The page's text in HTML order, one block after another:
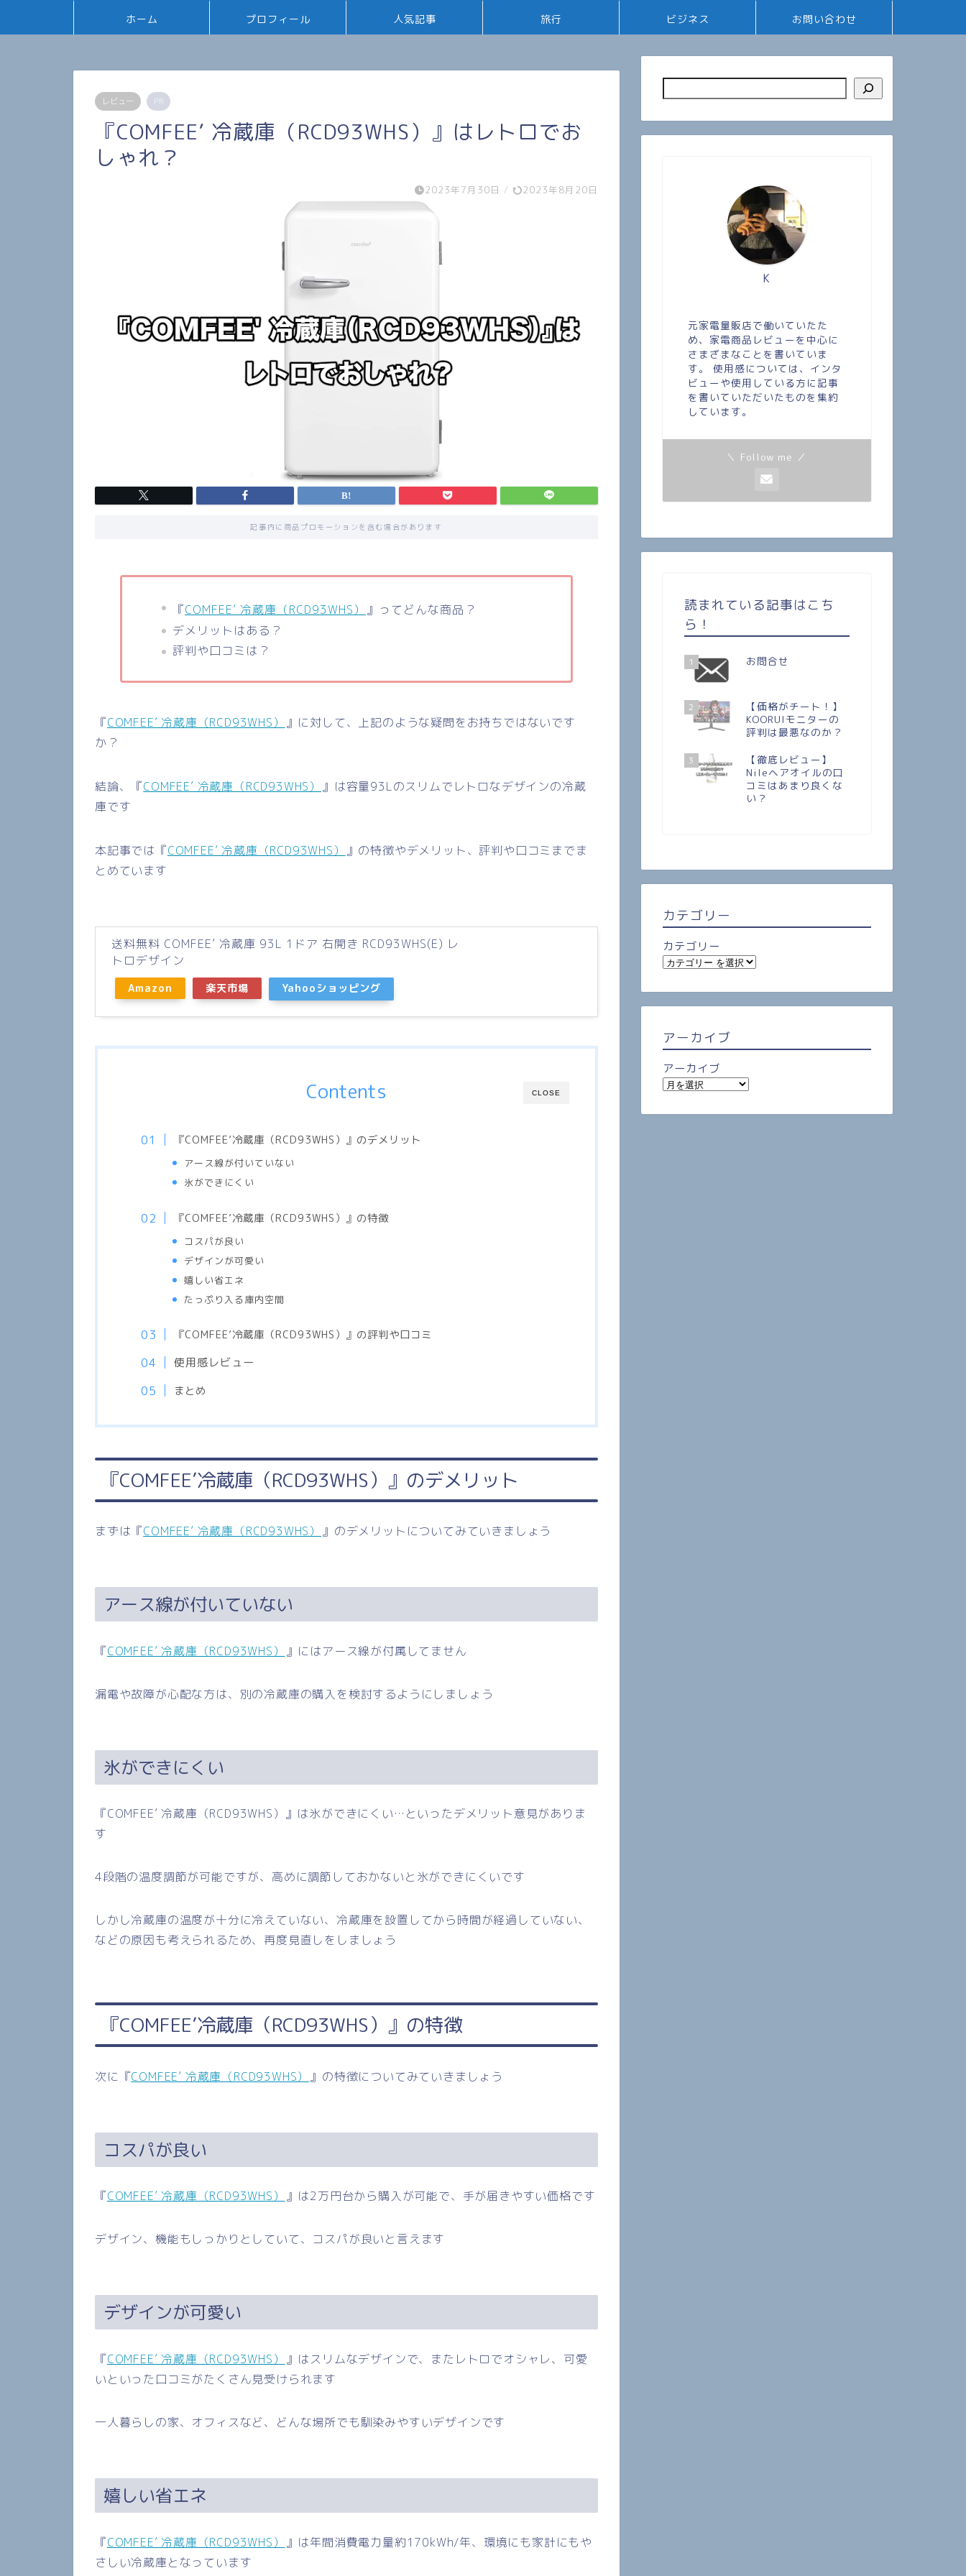
ホーム プロフィール 人気記事 旅行 ビジネス お問い合わせ
レビュー PR
『COMFEE’ 冷蔵庫（RCD93WHS）』はレトロでお
しゃれ？
2023年7月30日 / 2023年8月20日
記事内に商品プロモーションを含む場合があります
『COMFEE’ 冷蔵庫（RCD93WHS） 』ってどんな商品？
デメリットはある？
評判や口コミは？
『COMFEE’ 冷蔵庫（RCD93WHS） 』に対して、上記のような疑問をお持ちではないです
か？
結論、『COMFEE’ 冷蔵庫（RCD93WHS） 』は容量93Lのスリムでレトロなデザインの冷蔵
庫です
本記事では『COMFEE’ 冷蔵庫（RCD93WHS） 』の特徴やデメリット、評判や口コミまでま
とめています
送料無料 COMFEE’ 冷蔵庫 93L 1ドア 右開き RCD93WHS(E) レ
トロデザイン
Amazon 楽天市場 Yahooショッピング
CLOSE
Contents
『COMFEE’冷蔵庫（RCD93WHS）』のデメリット
アース線が付いていない
氷ができにくい
『COMFEE’冷蔵庫（RCD93WHS）』の特徴
コスパが良い
デザインが可愛い
嬉しい省エネ
たっぷり入る庫内空間
『COMFEE’冷蔵庫（RCD93WHS） 』の評判や口コミ
使用感レビュー
まとめ
『COMFEE’冷蔵庫（RCD93WHS）』のデメリット
まずは『COMFEE’ 冷蔵庫（RCD93WHS） 』のデメリットについてみていきましょう
アース線が付いていない
『COMFEE’ 冷蔵庫（RCD93WHS） 』にはアース線が付属してません
漏電や故障が心配な方は、別の冷蔵庫の購入を検討するようにしましょう
氷ができにくい
『COMFEE’冷蔵庫（RCD93WHS） 』は氷ができにくい… といったデメリット意見がありま
す
4段階の温度調節が可能ですが、高めに調節しておかないと氷ができにくいです
しかし冷蔵庫の温度が十分に冷えていない、冷蔵庫を設置してから時間が経過していない、
などの原因も考えられるため、再度見直しをしましょう
『COMFEE’冷蔵庫（RCD93WHS）』の特徴
次に『COMFEE’ 冷蔵庫（RCD93WHS） 』 の特徴についてみていきましょう
コスパが良い
『COMFEE’ 冷蔵庫（RCD93WHS） 』は2万円台から購入が可能で、手が届きやすい価格です
デザイン、機能もしっかりとしていて、コスパが良いと言えます
デザインが可愛い
『COMFEE’ 冷蔵庫（RCD93WHS） 』はスリムなデザインで、またレトロでオシャレ、可愛
いといった口コミがたくさん見受けられます
一人暮らしの家、オフィスなど、どんな場所でも馴染みやすいデザインです
嬉しい省エネ
『COMFEE’ 冷蔵庫（RCD93WHS） 』は年間消費電力量約170kWh/年、環境にも家計にもや
さしい冷蔵庫となっています
K
元家電量販店で働いていたた
め、家電商品レビューを中心に
さまざまなことを書いていま
す。 使用感については、インタ
ビューや使用している方に記事
を書いていただいたものを集約
しています。
＼ Follow me ／
読まれている記事はこち
ら！
1 お問合せ
2
【価格がチート！】
KOORUIモニターの
評判は最悪なのか？
3
【徹底レビュー】
Nileヘアオイルの口
コミはあまり良くな
い？
カテゴリー
カテゴリー
アーカイブ
アーカイブ